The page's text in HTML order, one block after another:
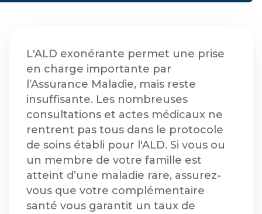
L'ALD exonérante permet une prise
en charge importante par
l’Assurance Maladie, mais reste
insuffisante. Les nombreuses
consultations et actes médicaux ne
rentrent pas tous dans le protocole
de soins établi pour l'ALD. Si vous ou
un membre de votre famille est
atteint d’une maladie rare, assurez-
vous que votre complémentaire
santé vous garantit un taux de